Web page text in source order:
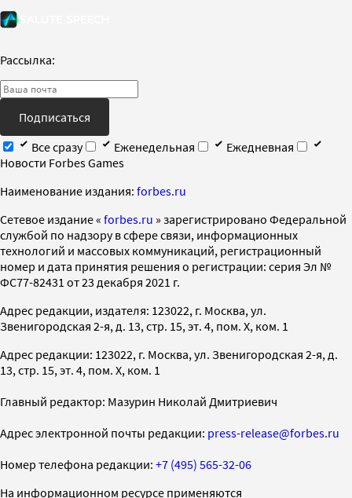
Рассылка:
Подписаться
Все сразу
Еженедельная
Ежедневная
Новости Forbes Games
Наименование издания: forbes.ru
Cетевое издание « forbes.ru » зарегистрировано Федеральной
службой по надзору в сфере связи, информационных
технологий и массовых коммуникаций, регистрационный
номер и дата принятия решения о регистрации: серия Эл №
ФС77-82431 от 23 декабря 2021 г.
Адрес редакции, издателя: 123022, г. Москва, ул.
Звенигородская 2-я, д. 13, стр. 15, эт. 4, пом. X, ком. 1
Адрес редакции: 123022, г. Москва, ул. Звенигородская 2-я, д.
13, стр. 15, эт. 4, пом. X, ком. 1
Главный редактор: Мазурин Николай Дмитриевич
Адрес электронной почты редакции: press-release@forbes.ru
Номер телефона редакции: +7 (495) 565-32-06
На информационном ресурсе применяются